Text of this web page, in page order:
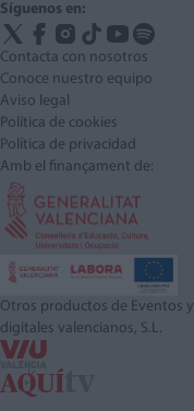
Síguenos en:
Contacta con nosotros
Conoce nuestro equipo
Aviso legal
Política de cookies
Política de privacidad
Amb el finançament de:
Otros productos de Eventos y
digitales valencianos, S.L.